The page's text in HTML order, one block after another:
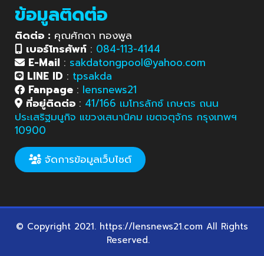
ข้อมูลติดต่อ
ติดต่อ : คุณศักดา ทองพูล
เบอร์โทรศัพท์ : 084-113-4144
E-Mail : sakdatongpool@yahoo.com
LINE ID : tpsakda
Fanpage : lensnews21
ที่อยู่ติดต่อ : 41/166 เมโทรลักซ์ เกษตร ถนน
ประเสริฐมนูกิจ แขวงเสนานิคม เขตจตุจักร กรุงเทพฯ
10900
จัดการข้อมูลเว็บไซต์
© Copyright 2021. https://lensnews21.com All Rights
Reserved.